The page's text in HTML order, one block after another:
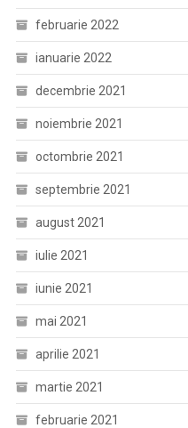
februarie 2022
ianuarie 2022
decembrie 2021
noiembrie 2021
octombrie 2021
septembrie 2021
august 2021
iulie 2021
iunie 2021
mai 2021
aprilie 2021
martie 2021
februarie 2021